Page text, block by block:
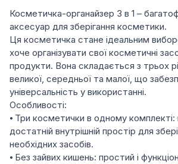
Косметичка-органайзер 3 в 1 –
аксесуар для зберігання косметики.
Ця косметичка стане ідеальним
хоче організувати свої косметичні
продукти. Вона складається з трьох
великої, середньої та малої, що
універсальність у використанні.
Особливості:
⦁ Три косметички в одному
достатній внутрішній простір для
необхідних засобів.
⦁ Без зайвих кишень: простий і